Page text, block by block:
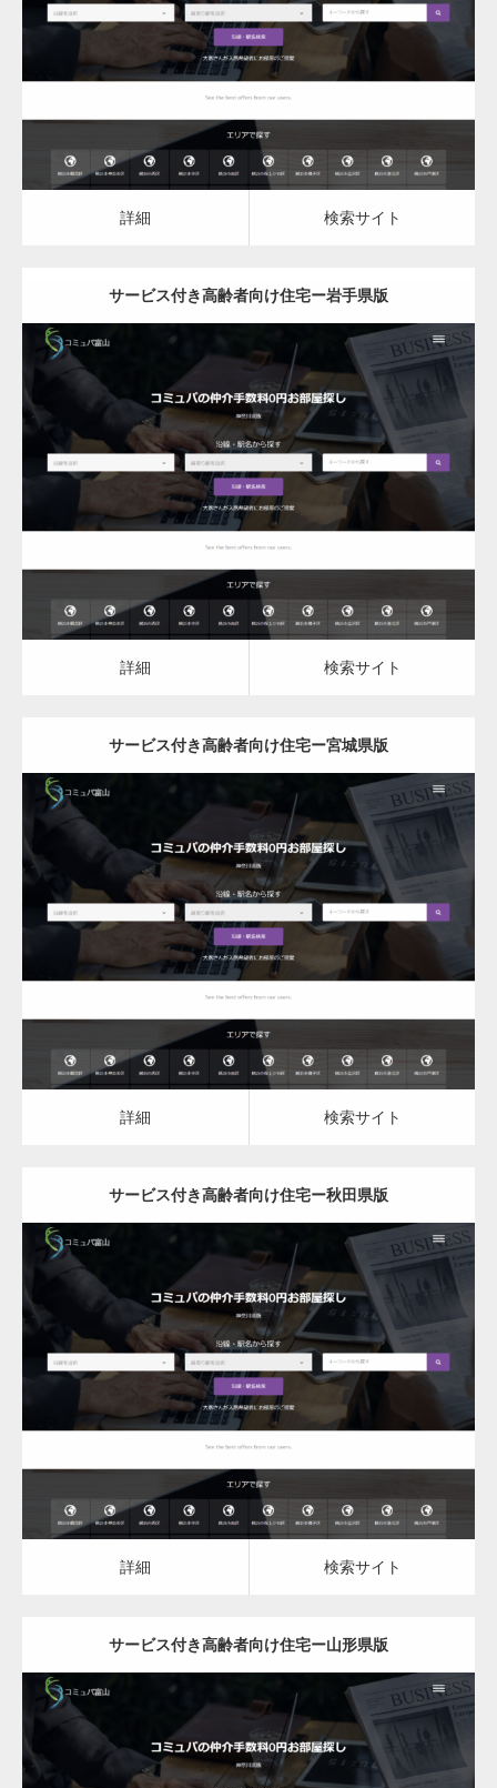
サービス付き高齢者向け住宅
詳細 検索サイト
詳細 検索サイト
サービス付き高齢者向け住宅ー岩手県版
更新日： 2023.03.09
サービス付き高齢者向け住宅
詳細 検索サイト
詳細 検索サイト
サービス付き高齢者向け住宅ー宮城県版
更新日： 2023.03.09
サービス付き高齢者向け住宅
詳細 検索サイト
詳細 検索サイト
サービス付き高齢者向け住宅ー秋田県版
更新日： 2023.03.09
サービス付き高齢者向け住宅
詳細 検索サイト
詳細 検索サイト
サービス付き高齢者向け住宅ー山形県版
更新日： 2023.03.09